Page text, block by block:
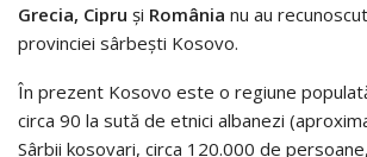
Grecia, Cipru şi România nu au
provinciei sârbeşti Kosovo.
În prezent Kosovo este o regiune
circa 90 la sută de etnici albanezi
Sârbii kosovari, circa 120.000 de